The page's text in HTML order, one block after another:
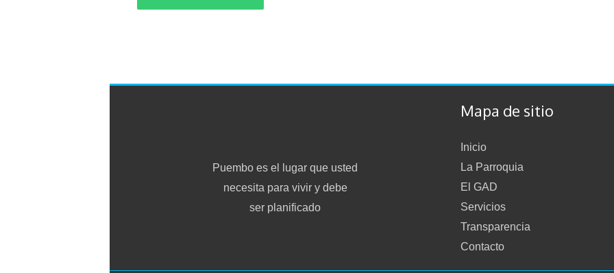
Puembo es el lugar que usted
necesita para vivir y debe
ser planificado
Mapa de sitio
Inicio
La Parroquia
El GAD
Servicios
Transparencia
Contacto